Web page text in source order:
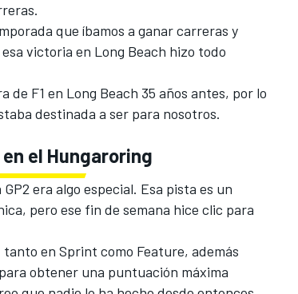
que íbamos a ganar carreras y
victoria en Long Beach hizo todo
de F1 en Long Beach 35 años antes, por lo
destinada a ser para nosotros.
el Hungaroring
era algo especial. Esa pista es un
pero ese fin de semana hice clic para
en Sprint como Feature, además
obtener una puntuación máxima